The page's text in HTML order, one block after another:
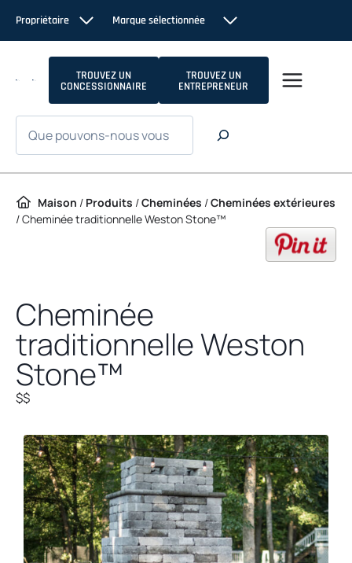
Propriétaire Marque sélectionnée
TROUVEZ UN
CONCESSIONNAIRE
TROUVEZ UN
ENTREPRENEUR
Maison / Produits /Cheminées /Cheminées extérieures
/Cheminée traditionnelle Weston Stone™
Cheminée
traditionnelle Weston
Stone™
$$